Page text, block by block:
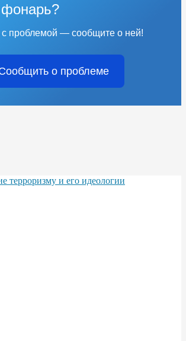
фонарь?
с проблемой — сообщите о ней!
о проблеме